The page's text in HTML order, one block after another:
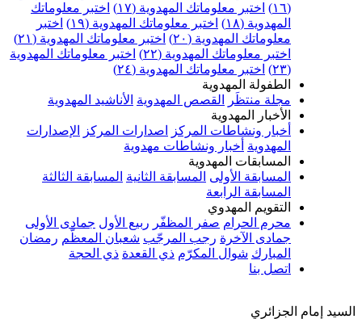
(١٦)
اختبر معلوماتك المهدوية (١٧)
اختبر معلوماتك
المهدوية (١٨)
اختبر معلوماتك المهدوية (١٩)
اختبر
معلوماتك المهدوية (٢٠)
اختبر معلوماتك المهدوية (٢١)
اختبر معلوماتك المهدوية (٢٢)
اختبر معلوماتك المهدوية
(٢٣)
اختبر معلوماتك المهدوية (٢٤)
الطفولة المهدوية
مجلة منتظَر
القصص المهدوية الأناشيد المهدوية
الأخبار المهدوية
أخبار ونشاطات المركز
اصدارات المركز
الإصدارات
المهدوية أخبار ونشاطات مهدوية
المسابقات المهدوية
المسابقة الأولى المسابقة الثانية المسابقة الثالثة
المسابقة الرابعة
التقويم المهدوي
محرم الحرام صفر المظفّر ربيع الأول جمادى الأولى
جمادى الآخرة رجب المرجّب شعبان المعظّم رمضان
المبارك شوال المكرّم ذي القعدة ذي الحجة
اتصل بنا
السيد إمام الجزائري